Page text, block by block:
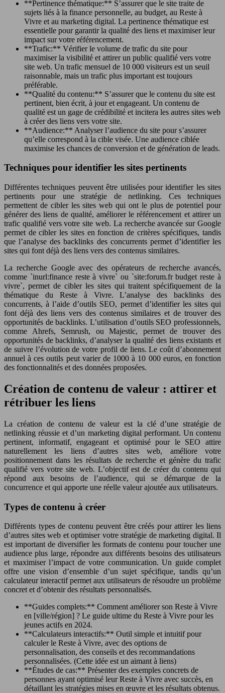
**Pertinence thématique:** S’assurer que le site traite de
sujets liés à la finance personnelle, au budget, au Reste à
Vivre et au marketing digital. La pertinence thématique est
essentielle pour garantir la qualité des liens et maximiser leur
impact sur votre référencement.
**Trafic:** Vérifier le volume de trafic du site pour
maximiser la visibilité et attirer un public qualifié vers votre
site web. Un trafic mensuel de 10 000 visiteurs est un seuil
raisonnable, mais un trafic plus important est toujours
préférable.
**Qualité du contenu:** S’assurer que le contenu du site est
pertinent, bien écrit, à jour et engageant. Un contenu de
qualité est un gage de crédibilité et incitera les autres sites web
à créer des liens vers votre site.
**Audience:** Analyser l’audience du site pour s’assurer
qu’elle correspond à la cible visée. Une audience ciblée
maximise les chances de conversion et de génération de leads.
Techniques pour identifier les sites pertinents
Différentes techniques peuvent être utilisées pour identifier les sites
pertinents pour une stratégie de netlinking. Ces techniques
permettent de cibler les sites web qui ont le plus de potentiel pour
générer des liens de qualité, améliorer le référencement et attirer un
trafic qualifié vers votre site web. La recherche avancée sur Google
permet de cibler les sites en fonction de critères spécifiques, tandis
que l’analyse des backlinks des concurrents permet d’identifier les
sites qui font déjà des liens vers des contenus similaires.
La recherche Google avec des opérateurs de recherche avancés,
comme `inurl:finance reste à vivre` ou `site:forum.fr budget reste à
vivre`, permet de cibler les sites qui traitent spécifiquement de la
thématique du Reste à Vivre. L’analyse des backlinks des
concurrents, à l’aide d’outils SEO, permet d’identifier les sites qui
font déjà des liens vers des contenus similaires et de trouver des
opportunités de backlinks. L’utilisation d’outils SEO professionnels,
comme Ahrefs, Semrush, ou Majestic, permet de trouver des
opportunités de backlinks, d’analyser la qualité des liens existants et
de suivre l’évolution de votre profil de liens. Le coût d’abonnement
annuel à ces outils peut varier de 1000 à 10 000 euros, en fonction
des fonctionnalités et des données proposées.
Création de contenu de valeur : attirer et
rétribuer les liens
La création de contenu de valeur est la clé d’une stratégie de
netlinking réussie et d’un marketing digital performant. Un contenu
pertinent, informatif, engageant et optimisé pour le SEO attire
naturellement les liens d’autres sites web, améliore votre
positionnement dans les résultats de recherche et génère du trafic
qualifié vers votre site web. L’objectif est de créer du contenu qui
répond aux besoins de l’audience, qui se démarque de la
concurrence et qui apporte une réelle valeur ajoutée aux utilisateurs.
Types de contenu à créer
Différents types de contenu peuvent être créés pour attirer les liens
d’autres sites web et optimiser votre stratégie de marketing digital. Il
est important de diversifier les formats de contenu pour toucher une
audience plus large, répondre aux différents besoins des utilisateurs
et maximiser l’impact de votre communication. Un guide complet
offre une vision d’ensemble d’un sujet spécifique, tandis qu’un
calculateur interactif permet aux utilisateurs de résoudre un problème
concret et d’obtenir des résultats personnalisés.
**Guides complets:** Comment améliorer son Reste à Vivre
en [ville/région] ? Le guide ultime du Reste à Vivre pour les
jeunes actifs en 2024.
**Calculateurs interactifs:** Outil simple et intuitif pour
calculer le Reste à Vivre, avec des options de
personnalisation, des conseils et des recommandations
personnalisées. (Cette idée est un aimant à liens)
**Études de cas:** Présenter des exemples concrets de
personnes ayant optimisé leur Reste à Vivre avec succès, en
détaillant les stratégies mises en œuvre et les résultats obtenus.